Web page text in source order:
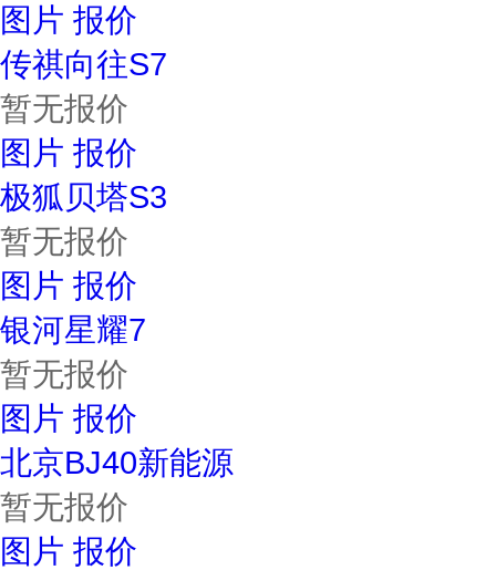
图片 报价
传祺向往S7
暂无报价
图片 报价
极狐贝塔S3
暂无报价
图片 报价
银河星耀7
暂无报价
图片 报价
北京BJ40新能源
暂无报价
图片 报价